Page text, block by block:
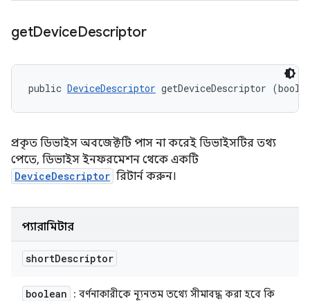
getDeviceDescriptor
public DeviceDescriptor getDeviceDescriptor
প্রকৃত ডিভাইস অবজেক্টটি পাস না করেই ডিভাইসটির তথ্য
পেতে, ডিভাইস ইনফরমেশন থেকে একটি
DeviceDescriptor রিটার্ন করুন।
প্যারামিটার
shortDescriptor
boolean
: বর্ণনাকারীকে ন্যূনতম তথ্যে সীমাবদ্ধ করা হবে কি